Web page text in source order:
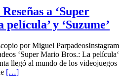
a ‘Super
y ‘Suzume’
por Miguel ParpadeosInstagram
‘Super Mario Bros.: La película‘
llegó al mundo de los videojuegos
[…]